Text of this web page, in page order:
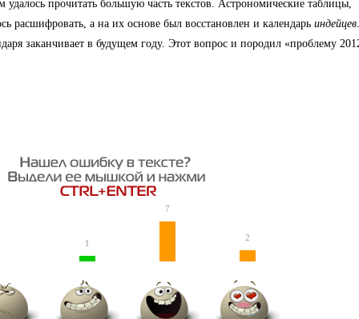
прочитать большую часть текстов. Астрономические таблицы,
расшифровать, а на их основе был восстановлен и календарь индейцев.
заканчивает в будущем году. Этот вопрос и породил «проблему
1
7
2